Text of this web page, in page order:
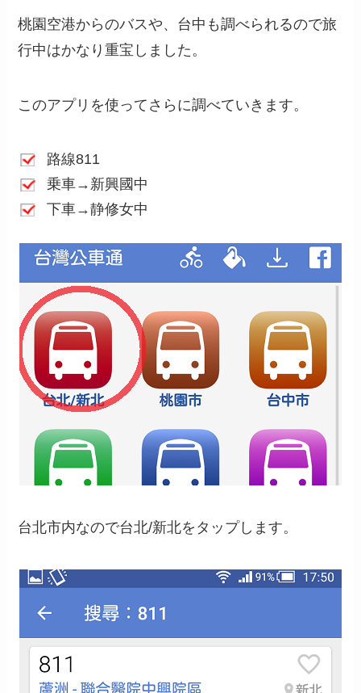
桃園空港からのバスや、台中も調べられるので旅
行中はかなり重宝しました。
このアプリを使ってさらに調べていきます。
路線811
乗車→新興國中
下車→静修女中
台北市内なので台北/新北をタップします。